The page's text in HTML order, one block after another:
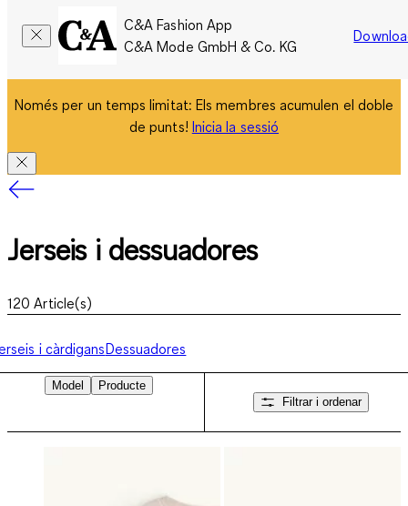
C&A Fashion App
C&A Mode GmbH & Co. KG
Només per un temps limitat: Els membres acumulen el doble
de punts! Inicia la sessió
Jerseis i dessuadores
120 Article(s)
i càrdigansDessuadores
Model
Producte
Filtrar i ordenar